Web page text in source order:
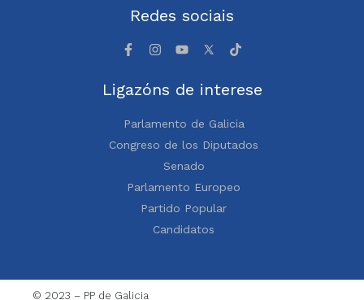
Redes sociais
Ligazóns de interese
Parlamento de Galicia
Congreso de los Diputados
Senado
Parlamento Europeo
Partido Popular
Candidatos
© 2023 – PP de Galicia